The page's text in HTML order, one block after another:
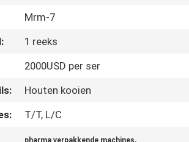
Mrm-7
1 reeks
2000USD per ser
Houten kooien
T/T, L/C
,